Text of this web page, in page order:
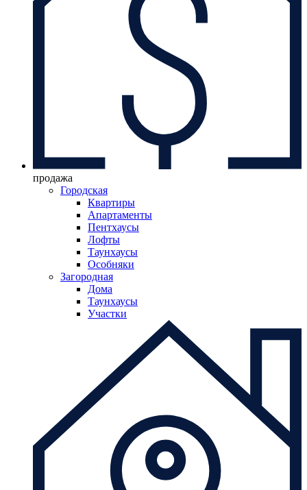
продажа
Городская
Квартиры
Апартаменты
Пентхаусы
Лофты
Таунхаусы
Особняки
Загородная
Дома
Таунхаусы
Участки